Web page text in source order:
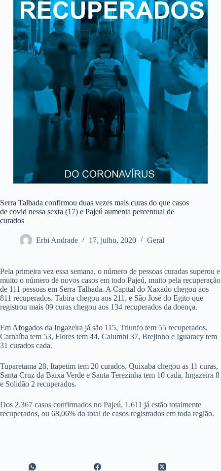
Serra Talhada confirmou duas vezes mais curas do que casos
de covid nessa sexta (17) e Pajeú aumenta percentual de
curados
Erbi Andrade 17, julho, 2020 Geral
Pela primeira vez essa semana, o número de pessoas curadas superou e
muito o número de novos casos em todo Pajeú, muito pela recuperação
de 111 pessoas em Serra Talhada. A Capital do Xaxado chegou aos
811 recuperados. Tabira chegou aos 211, e São José do Egito que
registrou mais 09 curas chegou aos 134 recuperados da doença.
Em Afogados da Ingazeira já são 115, Triunfo tem 55 recuperados,
Carnaíba tem 53, Flores tem 44, Calumbi 37, Brejinho e Iguaracy tem
31 curados cada.
Tuparetama 28, Itapetim tem 20 curados, Quixaba chegou as 11 curas,
Santa Cruz da Baixa Verde e Santa Terezinha tem 10 cada, Ingazeira 8
e Solidão 2 recuperados.
Dos 2.367 casos confirmados no Pajeú, 1.611 já estão totalmente
recuperados, ou 68,06% do total de casos registrados em toda região.